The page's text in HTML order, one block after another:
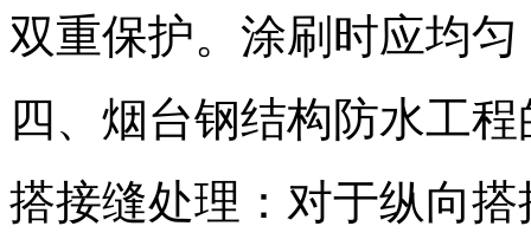
双重保护。涂刷时应均
四、烟台钢结构防水工
搭接缝处理：对于纵向